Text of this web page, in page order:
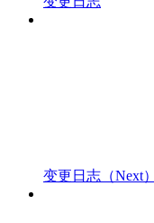
变更日志（Next）